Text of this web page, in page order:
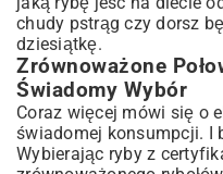
chudy pstrąg czy dorsz
dziesiątkę.
Zrównoważone
Świadomy Wybór
Coraz więcej mówi się o
świadomej konsumpcji. I
Wybierając ryby z